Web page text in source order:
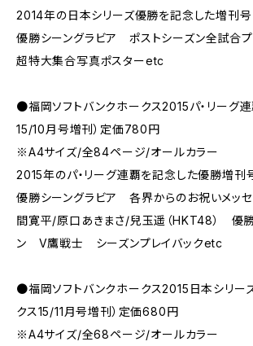
2014年の日本シリーズ優勝を記念した増刊号
優勝シーングラビア ポストシーズン全試合
超特大集合写真ポスターetc
●福岡ソフトバンクホークス2015パ・リーグ連
15/10月号増刊）定価780円
※A4サイズ/全84ページ/オールカラー
2015年のパ・リーグ連覇を記念した優勝増刊
優勝シーングラビア 各界からのお祝いメッセ
間寛平/原口あきまさ/兒玉遥（HKT48） 優
ン V鷹戦士 シーズンプレイバックetc
●福岡ソフトバンクホークス2015日本シリー
クス15/11月号増刊）定価680円
※A4サイズ/全68ページ/オールカラー